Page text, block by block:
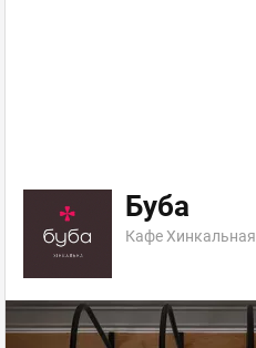
Буба
Кафе Хинкальная